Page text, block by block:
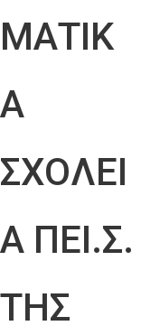
ΜΑΤΙΚ
Α
ΣΧΟΛΕΙ
Α ΠΕΙ.Σ.
ΤΗΣ